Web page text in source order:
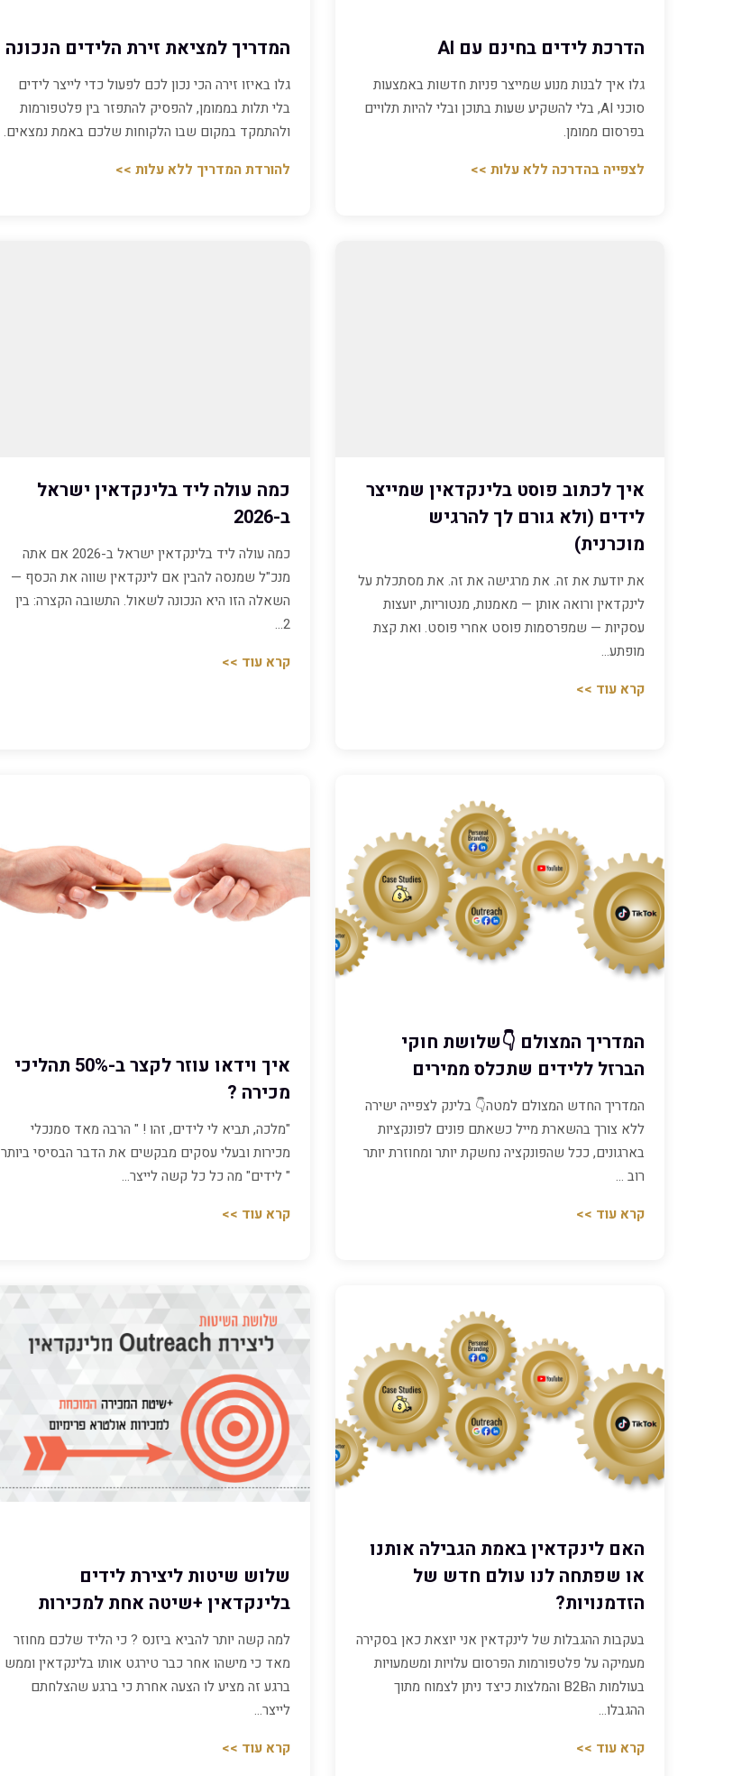
הדרכת לידים בחינם עם AI
גלו איך לבנות מנוע שמייצר פניות חדשות באמצעות
סוכני AI, בלי להשקיע שעות בתוכן ובלי להיות תלויים
בפרסום ממומן.
לצפייה בהדרכה ללא עלות >>
המדריך למציאת זירת הלידים הנכונה
גלו באיזו זירה הכי נכון לכם לפעול כדי לייצר לידים
בלי תלות בממומן, להפסיק להתפזר בין פלטפורמות
ולהתמקד במקום שבו הלקוחות שלכם באמת נמצאים.
להורדת המדריך ללא עלות >>
איך לכתוב פוסט בלינקדאין שמייצר
לידים (ולא גורם לך להרגיש
מוכרנית)
את יודעת את זה. את מרגישה את זה. את מסתכלת על
לינקדאין ורואה אותן — מאמנות, מנטוריות, יועצות
עסקיות — שמפרסמות פוסט אחרי פוסט. ואת קצת
מופתע…
קרא עוד >>
כמה עולה ליד בלינקדאין ישראל
ב-2026
כמה עולה ליד בלינקדאין ישראל ב-2026 אם אתה
מנכ"ל שמנסה להבין אם לינקדאין שווה את הכסף —
השאלה הזו היא הנכונה לשאול. התשובה הקצרה: בין
2…
קרא עוד >>
המדריך המצולם 👇שלושת חוקי
הברזל ללידים שתכלס ממירים
המדריך החדש המצולם למטה👇 בלינק לצפייה ישירה
ללא צורך בהשארת מייל כשאתם פונים לפונקציות
בארגונים, ככל שהפונקציה נחשקת יותר ומחוזרת יותר
רוב …
קרא עוד >>
איך וידאו עוזר לקצר ב-50% תהליכי
מכירה ?
"מלכה, תביא לי לידים, זהו ! " הרבה מאד סמנכלי
מכירות ובעלי עסקים מבקשים את הדבר הבסיסי ביותר
" לידים" מה כל כל קשה לייצר…
קרא עוד >>
האם לינקדאין באמת הגבילה אותנו
או שפתחה לנו עולם חדש של
הזדמנויות?
בעקבות ההגבלות של לינקדאין אני יוצאת כאן בסקירה
מעמיקה על פלטפורמות הפרסום עלויות ומשמעויות
בעולמות הB2B והמלצות כיצד ניתן לצמוח מתוך
ההגבלו…
קרא עוד >>
שלוש שיטות ליצירת לידים
בלינקדאין +שיטה אחת למכירות
למה קשה יותר להביא ביזנס ? כי הליד שלכם מחוזר
מאד כי מישהו אחר כבר טירגט אותו בלינקדאין וממש
ברגע זה מציע לו הצעה אחרת כי ברגע שהצלחתם
לייצר…
קרא עוד >>